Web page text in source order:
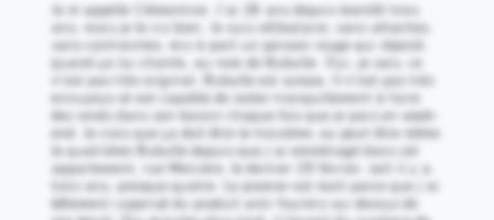
Je m’appelle Clémentine. J’ai 28 ans depuis bientôt trois
ans, mais je le vis bien. Je suis célibataire, sans attaches,
sans contraintes, mis à part un poisson rouge qui répond,
quand ça lui chante, au nom de Bubulle. Oui, je sais, ce
n’est pas très original. Bubulle est sympa. Il n’est pas très
ennuyeux et est capable de rester tranquillement à faire
des ronds dans son bassin chaque fois que je pars en week-
end. Je crois que ça doit être le troisième, ou peut-être même
le quatrième Bubulle depuis que j’ai emménagé dans cet
appartement, rue Mercière, le dernier 29 février, soit il y a
trois ans, presque quatre. Le premier est mort parce que j’ai
bêtement vaporisé du produit anti-fourmis au-dessus de